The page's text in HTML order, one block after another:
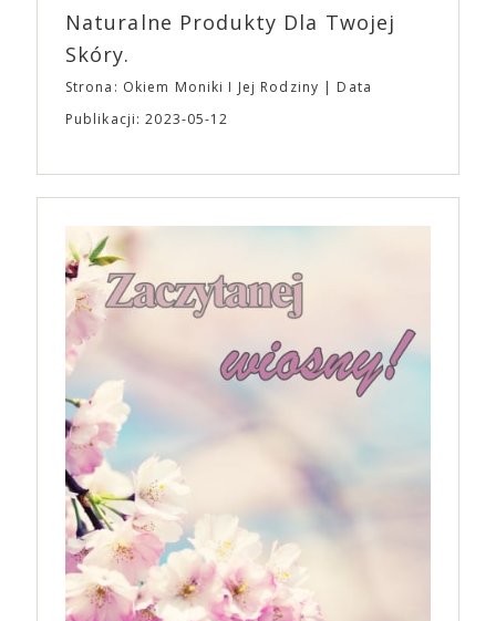
Naturalne Produkty Dla Twojej
Skóry.
Strona: Okiem Moniki I Jej Rodziny
Data
Publikacji: 2023-05-12